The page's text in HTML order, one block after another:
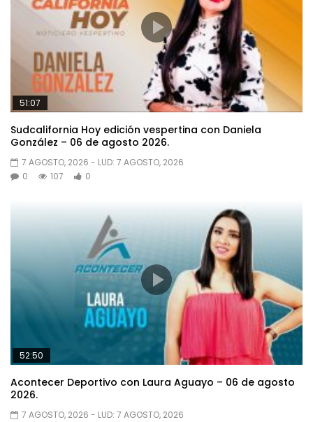
51:07
Sudcalifornia Hoy edición vespertina con Daniela
González – 06 de agosto 2026.
7 AGOSTO, 2026 - LUD: 7 AGOSTO, 2026
0
107 0
52:50
Acontecer Deportivo con Laura Aguayo – 06 de agosto
2026.
7 AGOSTO, 2026 - LUD: 7 AGOSTO, 2026